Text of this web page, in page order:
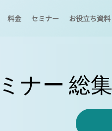
料金 セミナー お役立ち資料
ナー 総